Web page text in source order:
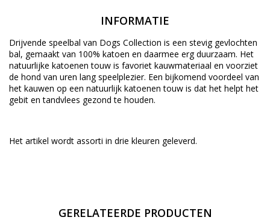
INFORMATIE
Drijvende speelbal van Dogs Collection is een stevig gevlochten
bal, gemaakt van 100% katoen en daarmee erg duurzaam. Het
natuurlijke katoenen touw is favoriet kauwmateriaal en voorziet
de hond van uren lang speelplezier. Een bijkomend voordeel van
het kauwen op een natuurlijk katoenen touw is dat het helpt het
gebit en tandvlees gezond te houden.
Het artikel wordt assorti in drie kleuren geleverd.
GERELATEERDE PRODUCTEN